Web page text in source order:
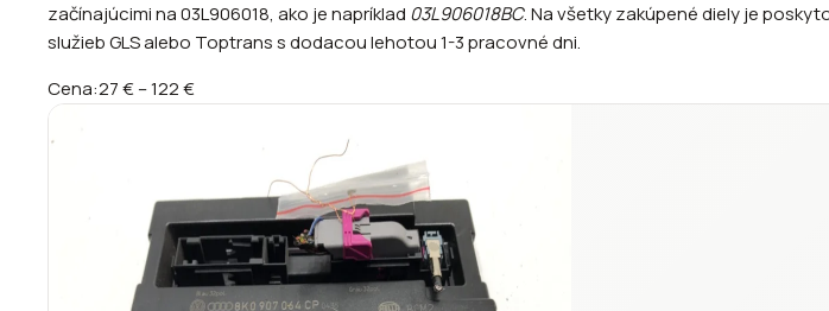
začínajúcimi na 03L906018, ako je napríklad 03L906018BC. Na všetky zakúpené diely je
služieb GLS alebo Toptrans s dodacou lehotou 1-3 pracovné dni.
Cena:27 €–122 €